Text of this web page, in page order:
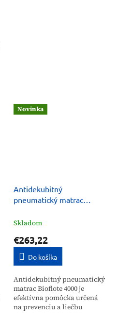
Novinka
Antidekubitný
pneumatický matrac
Skladom
€263,22
Do košíka
Antidekubitný pneumatický
matrac Bioflote 4000 je
efektívna pomôcka určená
na prevenciu a liečbu